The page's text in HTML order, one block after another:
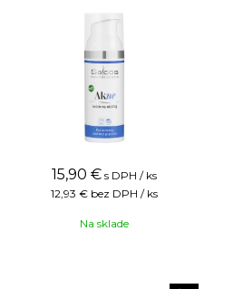
15,90 € s DPH / ks
12,93 € bez DPH / ks
Na sklade